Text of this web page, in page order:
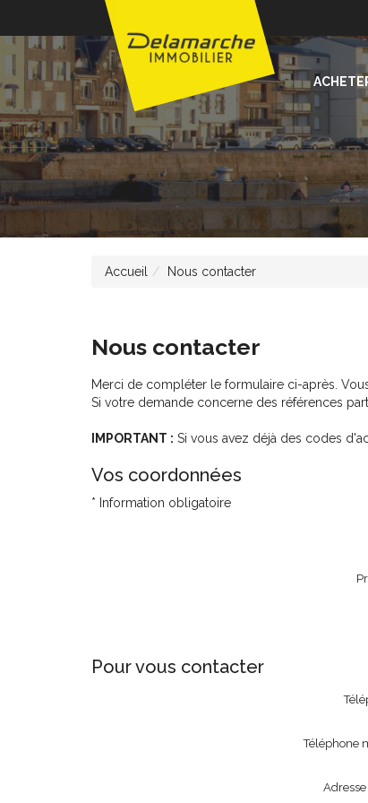
Accueil Nous contacter
Nous contacter
Merci de compléter le formulaire ci-après.
Si votre demande concerne des références
IMPORTANT : Si vous avez déjà des codes
Vos coordonnées
* Information obligatoire
Pour vous contacter
Téléphone